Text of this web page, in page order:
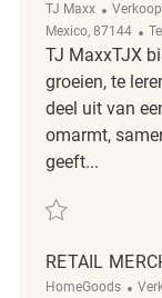
TJ Maxx
Mexico, 87144
TJ MaxxTJX
groeien, te
deel uit van
omarmt,
geeft...
Redden
RETAIL
HomeGoods